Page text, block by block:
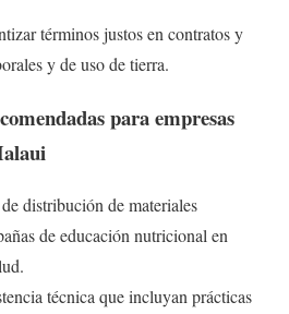
términos justos en contratos y
y de uso de tierra.
para empresas
distribución de materiales
de educación nutricional en
técnica que incluyan prácticas